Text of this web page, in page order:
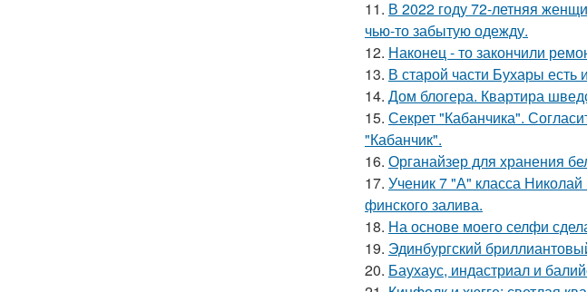
11. В 2022 году 72-летняя
чью-то забытую одежду.
12. Наконец - то закончили
13. В старой части Бухары
14. Дом блогера. Квартира
15. Секрет "Кабанчика".
"Кабанчик".
16. Органайзер для хранения
17. Ученик 7 "А" класса
финского залива.
18. На основе моего селфи
19. Эдинбургский
20. Баухаус, индастриал и